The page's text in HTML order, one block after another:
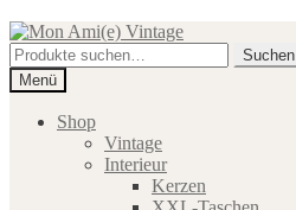
Zur
Navigation
springen
Zum
Inhalt
springen
Suche
nach:
Suchen
Menü
Shop
Vintage
Interieur
Kerzen